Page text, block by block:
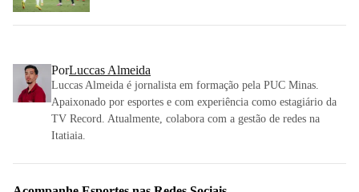
PorLuccas Almeida
Luccas Almeida é jornalista em formação pela PUC Minas.
Apaixonado por esportes e com experiência como estagiário da
TV Record. Atualmente, colabora com a gestão de redes na
Itatiaia.